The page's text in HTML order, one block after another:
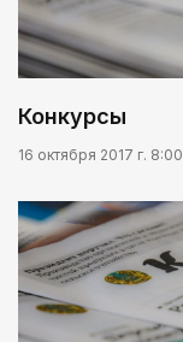
Конкурсы
16 октября 2017 г. 8:00